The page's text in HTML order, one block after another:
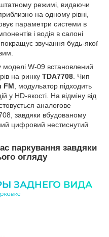
режимі, видаючи
на одному рівні,
параметри системи в
і водія в салоні
звучання будь-якої
W-09 встановлений
на ринку TDA7708. Чип
FM, модульатор підходить
у HD-якості. На відміну від
аналогове
завдяки вбудованому
цифровий нестиснутий
паркування завдяки
огляду